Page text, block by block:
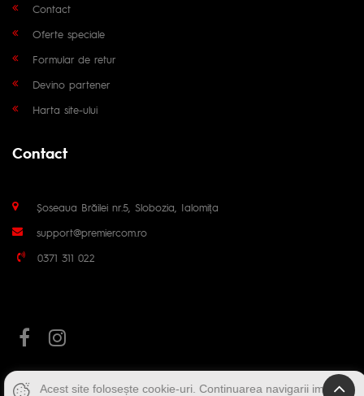
Contact
Oferte speciale
Formular de retur
Devino partener
Harta site-ului
Contact
Șoseaua Brăilei nr.5, Slobozia, Ialomița
support@premiercom.ro
0371 311 022
Acest site folosește cookie-uri. Continuarea navigarii implica